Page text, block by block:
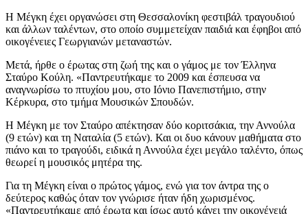
Η Μέγκη έχει οργανώσει στη Θεσσαλονίκη φεστιβάλ τραγουδιού
και άλλων ταλέντων, στο οποίο συμμετείχαν παιδιά και έφηβοι από
οικογένειες Γεωργιανών μεταναστών.
Μετά, ήρθε ο έρωτας στη ζωή της και ο γάμος με τον Έλληνα
Σταύρο Κούλη. «Παντρευτήκαμε το 2009 και έσπευσα να
αναγνωρίσω το πτυχίου μου, στο Ιόνιο Πανεπιστήμιο, στην
Κέρκυρα, στο τμήμα Μουσικών Σπουδών.
Η Μέγκη με τον Σταύρο απέκτησαν δύο κοριτσάκια, την Αννούλα
(9 ετών) και τη Ναταλία (5 ετών). Και οι δυο κάνουν μαθήματα στο
πιάνο και το τραγούδι, ειδικά η Αννούλα έχει μεγάλο ταλέντο, όπως
θεωρεί η μουσικός μητέρα της.
Για τη Μέγκη είναι ο πρώτος γάμος, ενώ για τον άντρα της ο
δεύτερος καθώς όταν τον γνώρισε ήταν ήδη χωρισμένος.
«Παντρευτήκαμε από έρωτα και ίσως αυτό κάνει την οικογένειά